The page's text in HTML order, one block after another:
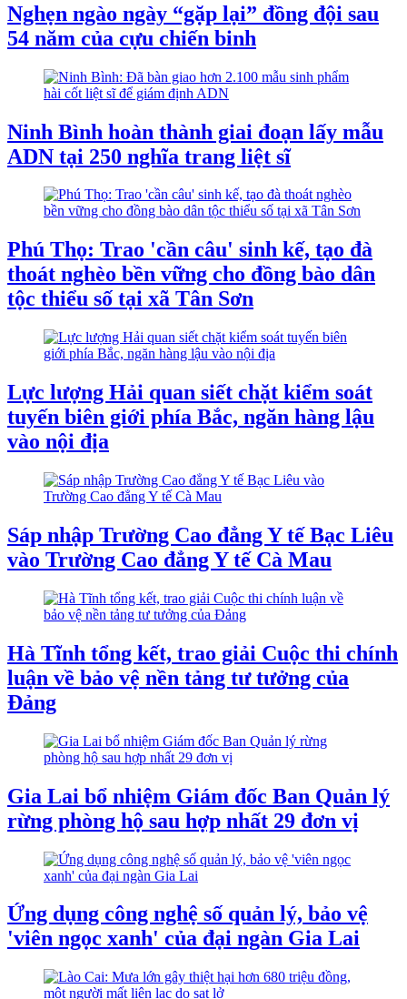
Nghẹn ngào ngày “gặp lại” đồng đội sau
54 năm của cựu chiến binh
Ninh Bình hoàn thành giai đoạn lấy mẫu
ADN tại 250 nghĩa trang liệt sĩ
Phú Thọ: Trao 'cần câu' sinh kế, tạo đà
thoát nghèo bền vững cho đồng bào dân
tộc thiểu số tại xã Tân Sơn
Lực lượng Hải quan siết chặt kiểm soát
tuyến biên giới phía Bắc, ngăn hàng lậu
vào nội địa
Sáp nhập Trường Cao đẳng Y tế Bạc Liêu
vào Trường Cao đẳng Y tế Cà Mau
Hà Tĩnh tổng kết, trao giải Cuộc thi chính
luận về bảo vệ nền tảng tư tưởng của
Đảng
Gia Lai bổ nhiệm Giám đốc Ban Quản lý
rừng phòng hộ sau hợp nhất 29 đơn vị
Ứng dụng công nghệ số quản lý, bảo vệ
'viên ngọc xanh' của đại ngàn Gia Lai